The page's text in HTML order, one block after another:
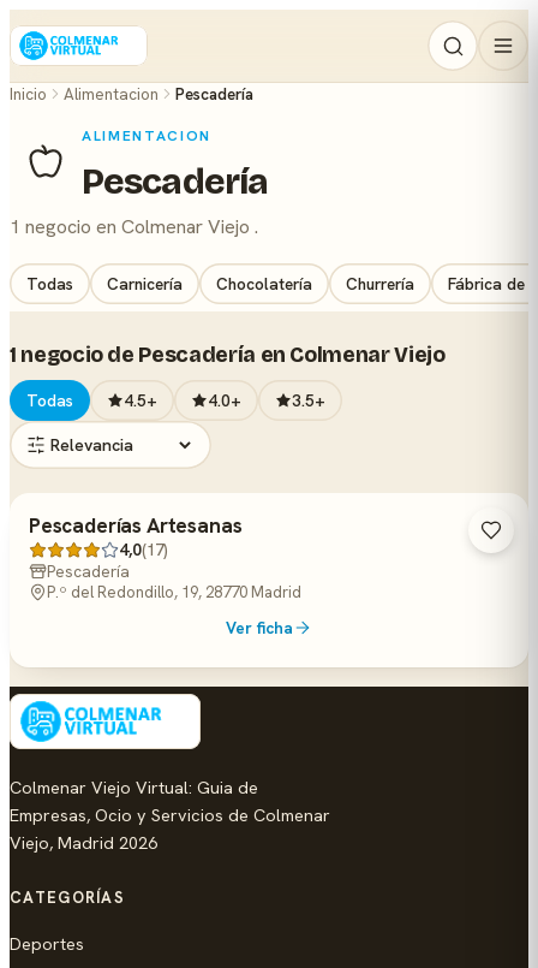
Inicio Alimentacion Pescadería
ALIMENTACION
Pescadería
1 negocio en Colmenar Viejo .
Todas Carnicería Chocolatería Churrería Fábrica de
1 negocio de Pescadería en Colmenar Viejo
Todas 4.5+ 4.0+ 3.5+
Pescaderías Artesanas
4,0(17)
Pescadería
P.º del Redondillo, 19, 28770 Madrid
Ver ficha
Colmenar Viejo Virtual: Guia de
Empresas, Ocio y Servicios de Colmenar
Viejo, Madrid 2026
CATEGORÍAS
Deportes